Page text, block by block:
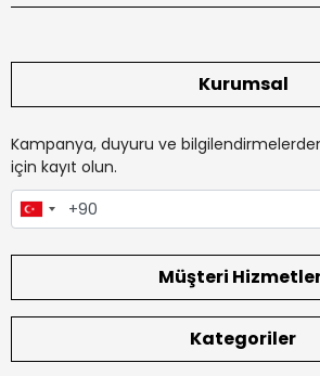
Kurumsal
Kampanya, duyuru ve
için kayıt olun.
Müşteri
Kategoriler